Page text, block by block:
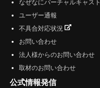
なぜなにバーチャルキャスト
ユーザー通報
不具合対応状況
お問い合わせ
法人様からのお問い合わせ
取材のお問い合わせ
公式情報発信